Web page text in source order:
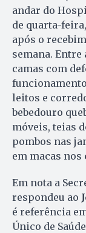
andar do
de quarta-
após o
semana. Entre
camas com
leitos e
bebedouro
móveis, teias
pombos nas
em macas
Em nota a
respondeu ao
é referência
Único de